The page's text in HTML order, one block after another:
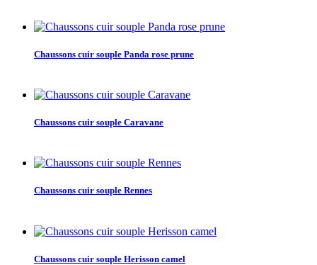
Chaussons cuir souple Panda rose prune
Chaussons cuir souple Caravane
Chaussons cuir souple Rennes
Chaussons cuir souple Herisson camel